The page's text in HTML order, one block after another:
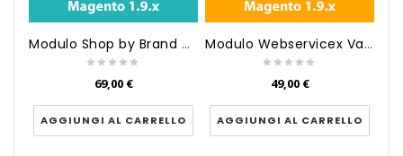
Modulo Shop by Brand Manufactu...
69,00 €
AGGIUNGI AL CARRELLO
Modulo Webservicex Valuta Yaho...
49,00 €
AGGIUNGI AL CARRELLO